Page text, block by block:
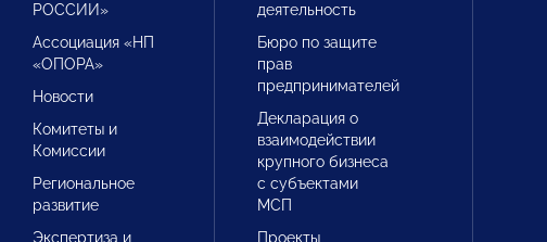
РОССИИ»
Ассоциация «НП
«ОПОРА»
Новости
Комитеты и
Комиссии
Региональное
развитие
Экспертиза и
деятельность
Бюро по защите
прав
предпринимателей
Декларация о
взаимодействии
крупного бизнеса
с субъектами
МСП
Проекты